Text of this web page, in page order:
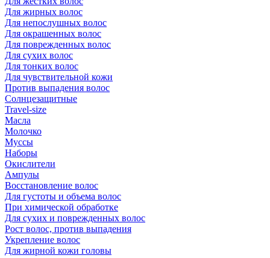
Для жирных волос
Для непослушных волос
Для окрашенных волос
Для поврежденных волос
Для сухих волос
Для тонких волос
Для чувствительной кожи
Против выпадения волос
Солнцезащитные
Travel-size
Масла
Молочко
Муссы
Наборы
Окислители
Ампулы
Восстановление волос
Для густоты и объема волос
При химической обработке
Для сухих и поврежденных волос
Рост волос, против выпадения
Укрепление волос
Для жирной кожи головы